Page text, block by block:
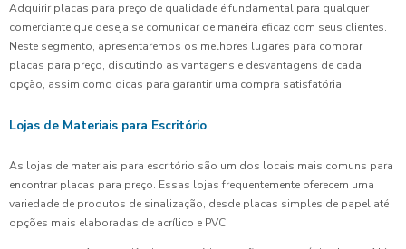
Adquirir placas para preço de qualidade é fundamental para qualquer
comerciante que deseja se comunicar de maneira eficaz com seus clientes.
Neste segmento, apresentaremos os melhores lugares para comprar
placas para preço, discutindo as vantagens e desvantagens de cada
opção, assim como dicas para garantir uma compra satisfatória.
Lojas de Materiais para Escritório
As lojas de materiais para escritório são um dos locais mais comuns para
encontrar placas para preço. Essas lojas frequentemente oferecem uma
variedade de produtos de sinalização, desde placas simples de papel até
opções mais elaboradas de acrílico e PVC.